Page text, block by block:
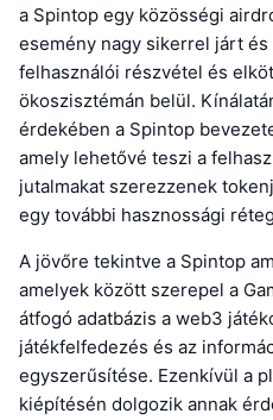
a Spintop egy közösségi
esemény nagy sikerrel járt
felhasználói részvétel és
ökoszisztémán belül.
érdekében a Spintop
amely lehetővé teszi a
jutalmakat szerezzenek
egy további hasznossági
A jövőre tekintve a Spintop
amelyek között szerepel a
átfogó adatbázis a web3
játékfelfedezés és az
egyszerűsítése. Ezenkívül a
kiépítésén dolgozik annak